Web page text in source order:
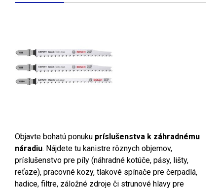
Objavte bohatú ponuku príslušenstva k záhradnému
náradiu. Nájdete tu kanistre rôznych objemov,
príslušenstvo pre píly (náhradné kotúče, pásy, lišty,
reťaze), pracovné kozy, tlakové spínače pre čerpadlá,
hadice, filtre, záložné zdroje či strunové hlavy pre